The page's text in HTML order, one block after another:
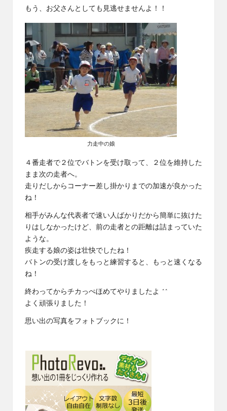
もう、お父さんとしても見逃せませんよ！！
力走中の娘
４番走者で２位でバトンを受け取って、２位を維持した
まま次の走者へ。
走りだしからコーナー差し掛かりまでの加速が良かった
ね！
相手がみんな代表者で速い人ばかりだから簡単に抜けた
りはしなかったけど、前の走者との距離は詰まっていた
ような。
疾走する娘の姿は壮快でしたね！
バトンの受け渡しをもっと練習すると、もっと速くなる
ね！
終わってからチカっぺほめてやりましたよ ^^
よく頑張りました！
思い出の写真をフォトブックに！